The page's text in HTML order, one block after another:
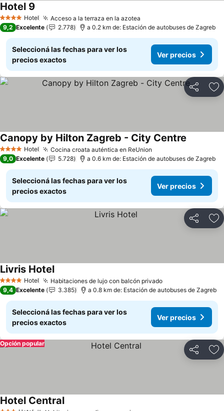
4 EstrellasHotel Acceso a la terraza en la azotea
Hotel 9
9,2 Excelente 2.778 a 0.2 km de: Estación de autobuses de Zagreb
Seleccioná las fechas para ver los
precios exactos
Ver precios
Compartir
4 EstrellasHotel Cocina croata auténtica en ReUnion
Canopy by Hilton Zagreb - City Centre
9,0 Excelente 5.728 a 0.6 km de: Estación de autobuses de Zagreb
Seleccioná las fechas para ver los
precios exactos
Ver precios
Compartir
4 EstrellasHotel Habitaciones de lujo con balcón privado
Livris Hotel
9,4 Excelente 3.385 a 0.8 km de: Estación de autobuses de Zagreb
Seleccioná las fechas para ver los
precios exactos
Ver precios
Compartir
Opción popular
Hotel Central